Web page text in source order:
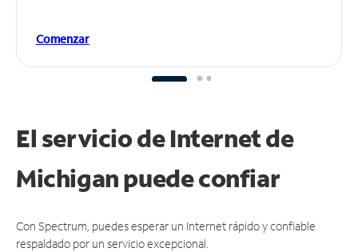
Comenzar
El servicio de Internet de
Michigan puedeconfiar
Con Spectrum, puedes esperar un Internet rápido y confiable
respaldado por un servicio excepcional.